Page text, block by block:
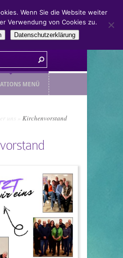
MENÜ
uns Kirchenvorstand
Wenn Sie die Website weiter
Verwendung von Cookies zu.
Datenschutzerklärung